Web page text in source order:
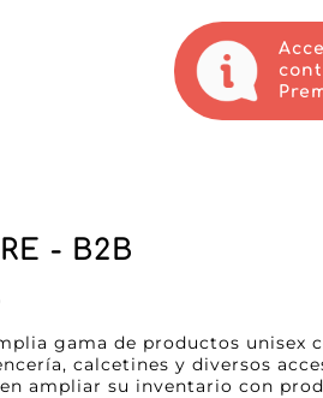
- B2B
gama de productos unisex
calcetines y diversos
ampliar su inventario con